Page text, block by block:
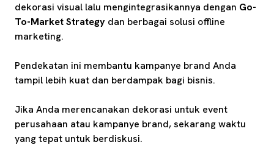
dekorasi visual lalu mengintegrasikannya dengan Go-
To-Market Strategy dan berbagai solusi offline
marketing.
Pendekatan ini membantu kampanye brand Anda
tampil lebih kuat dan berdampak bagi bisnis.
Jika Anda merencanakan dekorasi untuk event
perusahaan atau kampanye brand, sekarang waktu
yang tepat untuk berdiskusi.